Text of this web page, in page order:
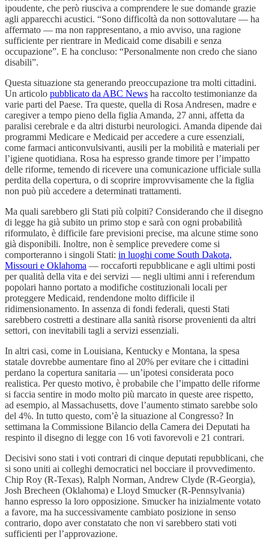
ipoudente, che però riusciva a comprendere le sue domande grazie
agli apparecchi acustici. “Sono difficoltà da non sottovalutare — ha
affermato — ma non rappresentano, a mio avviso, una ragione
sufficiente per rientrare in Medicaid come disabili e senza
occupazione”. E ha concluso: “Personalmente non credo che siano
disabili”.
Questa situazione sta generando preoccupazione tra molti cittadini.
Un articolo pubblicato da ABC News ha raccolto testimonianze da
varie parti del Paese. Tra queste, quella di Rosa Andresen, madre e
caregiver a tempo pieno della figlia Amanda, 27 anni, affetta da
paralisi cerebrale e da altri disturbi neurologici. Amanda dipende dai
programmi Medicare e Medicaid per accedere a cure essenziali,
come farmaci anticonvulsivanti, ausili per la mobilità e materiali per
l’igiene quotidiana. Rosa ha espresso grande timore per l’impatto
delle riforme, temendo di ricevere una comunicazione ufficiale sulla
perdita della copertura, o di scoprire improvvisamente che la figlia
non può più accedere a determinati trattamenti.
Ma quali sarebbero gli Stati più colpiti? Considerando che il disegno
di legge ha già subito un primo stop e sarà con ogni probabilità
riformulato, è difficile fare previsioni precise, ma alcune stime sono
già disponibili. Inoltre, non è semplice prevedere come si
comporteranno i singoli Stati: in luoghi come South Dakota,
Missouri e Oklahoma — roccaforti repubblicane e agli ultimi posti
per qualità della vita e dei servizi — negli ultimi anni i referendum
popolari hanno portato a modifiche costituzionali locali per
proteggere Medicaid, rendendone molto difficile il
ridimensionamento. In assenza di fondi federali, questi Stati
sarebbero costretti a destinare alla sanità risorse provenienti da altri
settori, con inevitabili tagli a servizi essenziali.
In altri casi, come in Louisiana, Kentucky e Montana, la spesa
statale dovrebbe aumentare fino al 20% per evitare che i cittadini
perdano la copertura sanitaria — un’ipotesi considerata poco
realistica. Per questo motivo, è probabile che l’impatto delle riforme
si faccia sentire in modo molto più marcato in queste aree rispetto,
ad esempio, al Massachusetts, dove l’aumento stimato sarebbe solo
del 4%. In tutto questo, com’è la situazione al Congresso? In
settimana la Commissione Bilancio della Camera dei Deputati ha
respinto il disegno di legge con 16 voti favorevoli e 21 contrari.
Decisivi sono stati i voti contrari di cinque deputati repubblicani, che
si sono uniti ai colleghi democratici nel bocciare il provvedimento.
Chip Roy (R-Texas), Ralph Norman, Andrew Clyde (R-Georgia),
Josh Brecheen (Oklahoma) e Lloyd Smucker (R-Pennsylvania)
hanno espresso la loro opposizione. Smucker ha inizialmente votato
a favore, ma ha successivamente cambiato posizione in senso
contrario, dopo aver constatato che non vi sarebbero stati voti
sufficienti per l’approvazione.